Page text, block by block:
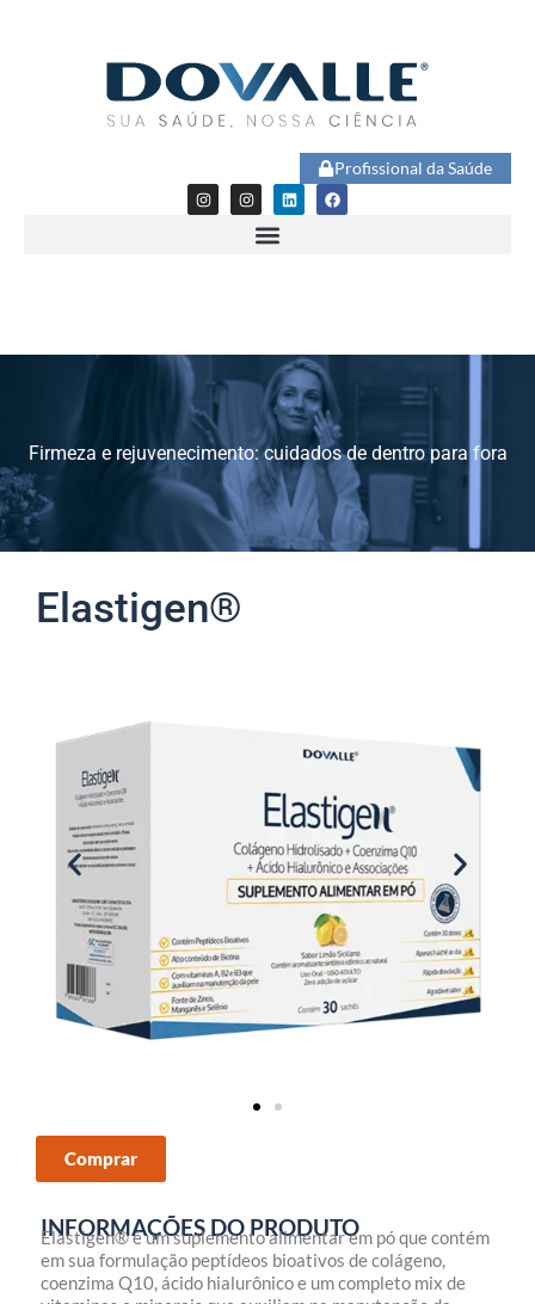
Profissional da Saúde
Firmeza e rejuvenecimento: cuidados de dentro para fora
Elastigen®
Comprar
INFORMAÇÕES DO PRODUTO
Elastigen® é um suplemento alimentar em pó que contém
em sua formulação peptídeos bioativos de colágeno,
coenzima Q10, ácido hialurônico e um completo mix de